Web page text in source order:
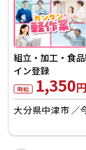
組立・加工・食
イン登録
時給 1,350
大分県中津市